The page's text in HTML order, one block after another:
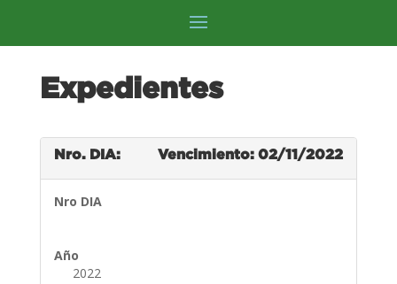
Expedientes
Nro. DIA: Vencimiento: 02/11/2022
Nro DIA
Año
2022